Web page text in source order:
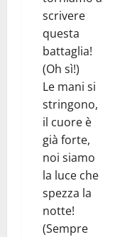
scrivere
questa
battaglia!
(Oh sì!)
Le mani si
stringono,
il cuore è
già forte,
noi siamo
la luce che
spezza la
notte!
(Sempre